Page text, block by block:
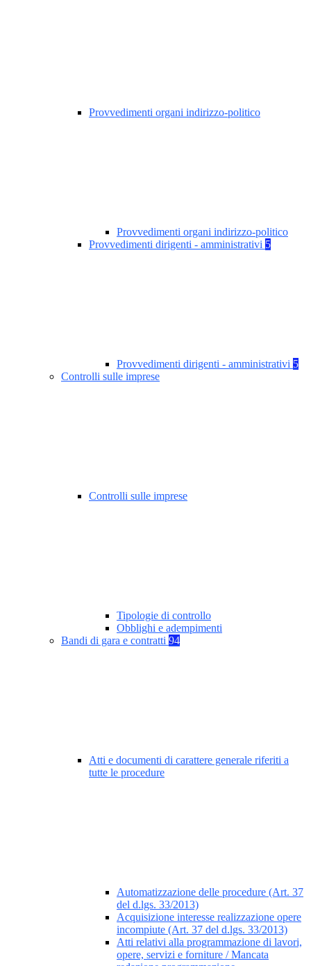
Provvedimenti organi indirizzo-politico
Provvedimenti organi indirizzo-politico
Provvedimenti dirigenti - amministrativi 5
Provvedimenti dirigenti - amministrativi 5
Controlli sulle imprese
Controlli sulle imprese
Tipologie di controllo
Obblighi e adempimenti
Bandi di gara e contratti 94
Atti e documenti di carattere generale riferiti a
tutte le procedure
Automatizzazione delle procedure (Art. 37
del d.lgs. 33/2013)
Acquisizione interesse realizzazione opere
incompiute (Art. 37 del d.lgs. 33/2013)
Atti relativi alla programmazione di lavori,
opere, servizi e forniture / Mancata